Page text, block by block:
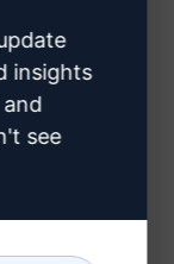
mit
insights
see